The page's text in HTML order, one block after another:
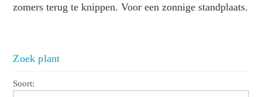
zomers terug te knippen. Voor een zonnige standplaats.
Zoek plant
Soort: